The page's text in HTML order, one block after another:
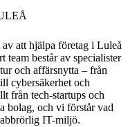
att hjälpa företag i Luleå
team består av specialister
och affärsnytta – från
cybersäkerhet och
från tech-startups och
bolag, och vi förstår vad
IT-miljö.